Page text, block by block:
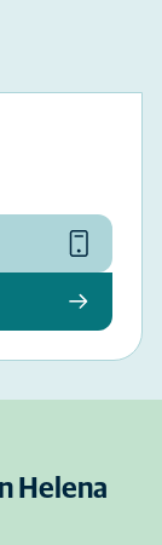
Helena